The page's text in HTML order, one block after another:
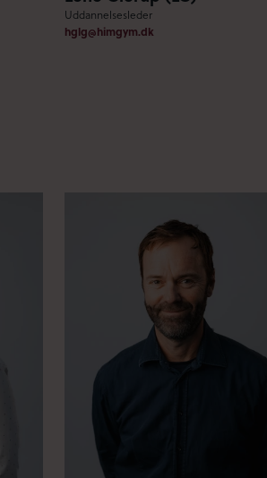
Uddannelsesleder
hglg@himgym.dk